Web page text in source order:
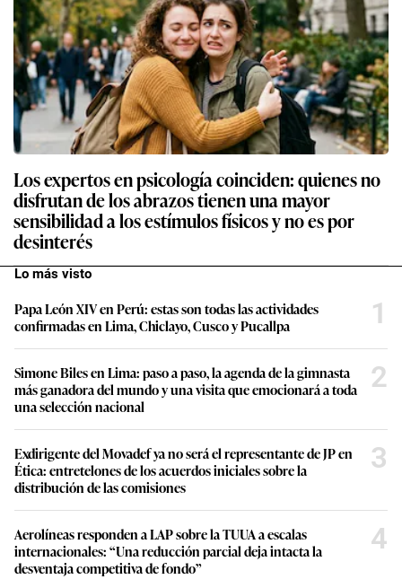
Los expertos en psicología coinciden: quienes no
disfrutan de los abrazos tienen una mayor
sensibilidad a los estímulos físicos y no es por
desinterés
Lo más visto
Papa León XIV en Perú: estas son todas las actividades
confirmadas en Lima, Chiclayo, Cusco y Pucallpa
1
Simone Biles en Lima: paso a paso, la agenda de la gimnasta
más ganadora del mundo y una visita que emocionará a toda
una selección nacional
2
Exdirigente del Movadef ya no será el representante de JP en
Ética: entretelones de los acuerdos iniciales sobre la
distribución de las comisiones
3
Aerolíneas responden a LAP sobre la TUUA a escalas
internacionales: “Una reducción parcial deja intacta la
desventaja competitiva de fondo”
4